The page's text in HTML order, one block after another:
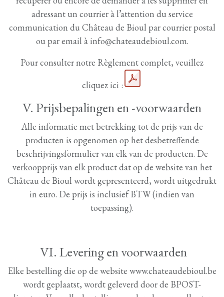
adressant un courrier à l’attention du service
communication du Château de Bioul par courrier postal
ou par email à info@chateaudebioul.com.
Pour consulter notre Règlement complet, veuillez
cliquez ici :
V. Prijsbepalingen en -voorwaarden
Alle informatie met betrekking tot de prijs van de
producten is opgenomen op het desbetreffende
beschrijvingsformulier van elk van de producten. De
verkoopprijs van elk product dat op de website van het
Château de Bioul wordt gepresenteerd, wordt uitgedrukt
in euro. De prijs is inclusief BTW (indien van
toepassing).
VI. Levering en voorwaarden
Elke bestelling die op de website www.chateaudebioul.be
wordt geplaatst, wordt geleverd door de BPOST-